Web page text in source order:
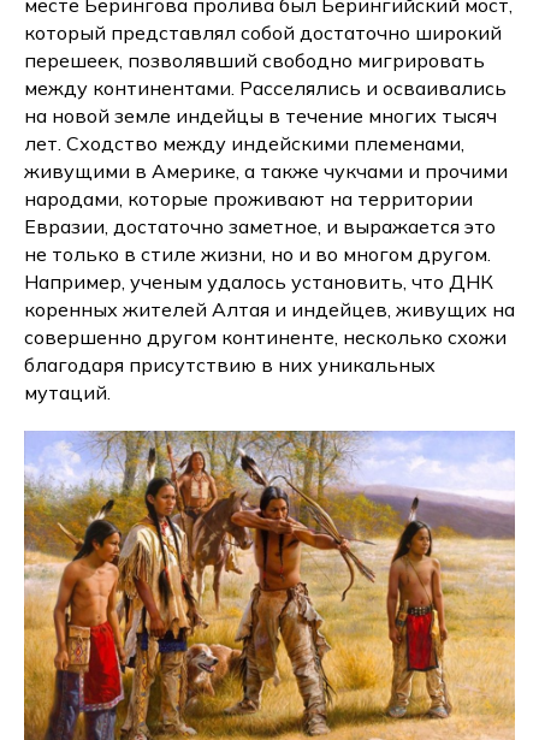
месте Берингова пролива был Берингийский мост,
который представлял собой достаточно широкий
перешеек, позволявший свободно мигрировать
между континентами. Расселялись и осваивались
на новой земле индейцы в течение многих тысяч
лет. Сходство между индейскими племенами,
живущими в Америке, а также чукчами и прочими
народами, которые проживают на территории
Евразии, достаточно заметное, и выражается это
не только в стиле жизни, но и во многом другом.
Например, ученым удалось установить, что ДНК
коренных жителей Алтая и индейцев, живущих на
совершенно другом континенте, несколько схожи
благодаря присутствию в них уникальных
мутаций.